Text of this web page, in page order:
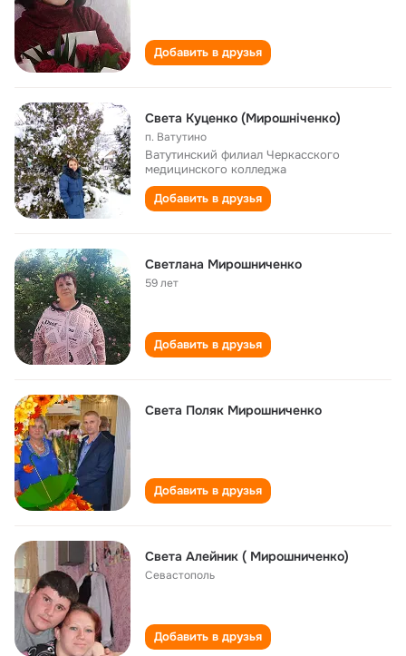
Добавить в друзья
Света Куценко (Мирошніченко)
п. Ватутино
Ватутинский филиал Черкасского
медицинского колледжа
Добавить в друзья
Светлана Мирошниченко
59 лет
Добавить в друзья
Света Поляк Мирошниченко
Добавить в друзья
Света Алейник ( Мирошниченко)
Севастополь
Добавить в друзья